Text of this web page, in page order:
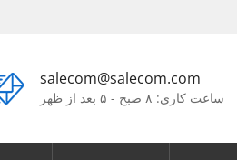
salecom@salecom.com
ساعت کاری: ۸ صبح - ۵ بعد از ظهر